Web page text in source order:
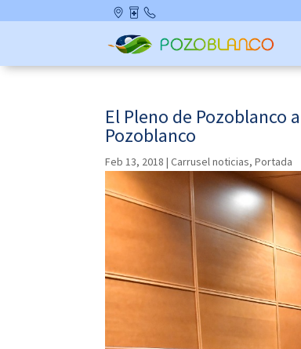
to
Ubicació
n
Farmaci
as de
Contact
o
El Pleno de
Pozoblanco
Feb 13, 2018 |Carrusel noticias,Portada